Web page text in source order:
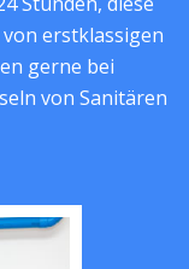
erstklassigen
gerne bei
von Sanitären